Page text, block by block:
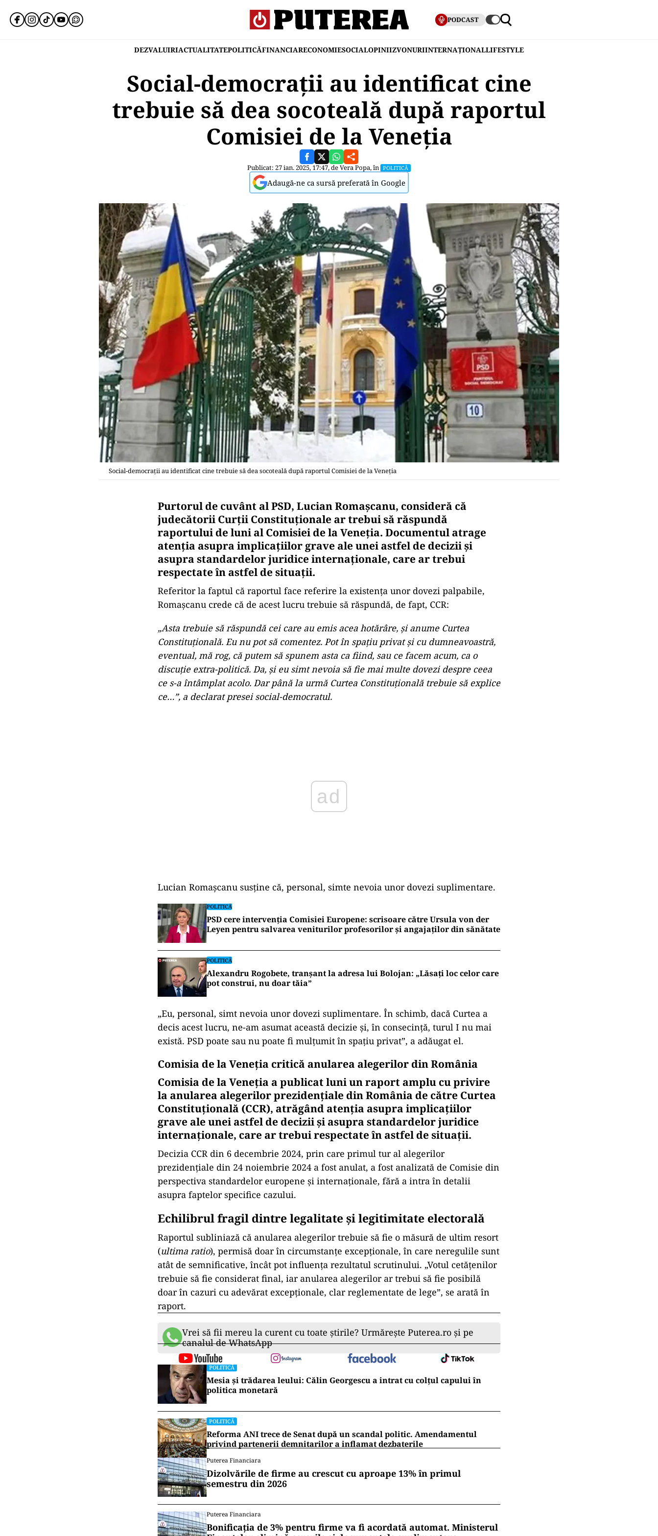
PODCAST
DEZVALUIRIACTUALITATEPOLITICĂFINANCIARECONOMIESOCIALOPINIIZVONURIINTERNAȚIONALLIFESTYLE
Social-democrații au identificat cine
trebuie să dea socoteală după raportul
Comisiei de la Veneția
Publicat: 27 ian. 2025, 17:47, deVera Popa, în POLITICĂ
Adaugă-ne ca sursă preferată în Google
Social-democrații au identificat cine trebuie să dea socoteală după raportul Comisiei de la Veneția
Purtorul de cuvânt al PSD, Lucian Romașcanu, consideră că
judecătorii Curții Constituționale ar trebui să răspundă
raportului de luni al Comisiei de la Veneția. Documentul atrage
atenția asupra implicațiilor grave ale unei astfel de decizii și
asupra standardelor juridice internaționale, care ar trebui
respectate în astfel de situații.
Referitor la faptul că raportul face referire la existența unor dovezi palpabile,
Romașcanu crede că de acest lucru trebuie să răspundă, de fapt, CCR:
„Asta trebuie să răspundă cei care au emis acea hotărâre, şi anume Curtea
Constituţională. Eu nu pot să comentez. Pot în spaţiu privat şi cu dumneavoastră,
eventual, mă rog, că putem să spunem asta ca fiind, sau ce facem acum, ca o
discuţie extra-politică. Da, şi eu simt nevoia să fie mai multe dovezi despre ceea
ce s-a întâmplat acolo. Dar până la urmă Curtea Constituţională trebuie să explice
ce…”, a declarat presei social-democratul.
Lucian Romașcanu susține că, personal, simte nevoia unor dovezi suplimentare.
POLITICĂ
PSD cere intervenția Comisiei Europene: scrisoare către Ursula von der
Leyen pentru salvarea veniturilor profesorilor și angajaților din sănătate
POLITICĂ
Alexandru Rogobete, tranșant la adresa lui Bolojan: „Lăsați loc celor care
pot construi, nu doar tăia”
„Eu, personal, simt nevoia unor dovezi suplimentare. În schimb, dacă Curtea a
decis acest lucru, ne-am asumat această decizie şi, în consecinţă, turul I nu mai
există. PSD poate sau nu poate fi mulţumit în spaţiu privat”, a adăugat el.
Comisia de la Veneția critică anularea alegerilor din România
Comisia de la Veneția a publicat luni un raport amplu cu privire
la anularea alegerilor prezidențiale din România de către Curtea
Constituțională (CCR), atrăgând atenția asupra implicațiilor
grave ale unei astfel de decizii și asupra standardelor juridice
internaționale, care ar trebui respectate în astfel de situații.
Decizia CCR din 6 decembrie 2024, prin care primul tur al alegerilor
prezidențiale din 24 noiembrie 2024 a fost anulat, a fost analizată de Comisie din
perspectiva standardelor europene și internaționale, fără a intra în detalii
asupra faptelor specifice cazului.
Echilibrul fragil dintre legalitate și legitimitate electorală
Raportul subliniază că anularea alegerilor trebuie să fie o măsură de ultim resort
(ultima ratio), permisă doar în circumstanțe excepționale, în care neregulile sunt
atât de semnificative, încât pot influența rezultatul scrutinului. „Votul cetățenilor
trebuie să fie considerat final, iar anularea alegerilor ar trebui să fie posibilă
doar în cazuri cu adevărat excepționale, clar reglementate de lege”, se arată în
raport.
Vrei să fii mereu la curent cu toate știrile? Urmărește Puterea.ro și pe
canalul de WhatsApp
POLITICĂ
Mesia și trădarea leului: Călin Georgescu a intrat cu colțul capului în
politica monetară
POLITICĂ
Reforma ANI trece de Senat după un scandal politic. Amendamentul
privind partenerii demnitarilor a inflamat dezbaterile
Puterea Financiara
Dizolvările de firme au crescut cu aproape 13% în primul
semestru din 2026
Puterea Financiara
Bonificația de 3% pentru firme va fi acordată automat. Ministerul